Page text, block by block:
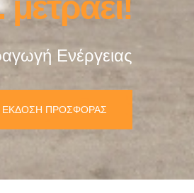
Ενέργειας
ΕΚΔΟΣΗ ΠΡΟΣΦΟΡΑΣ